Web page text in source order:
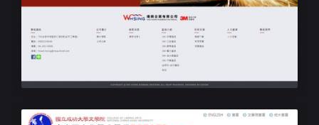
RWD響應式網頁設計
煒興3M研磨工業代理